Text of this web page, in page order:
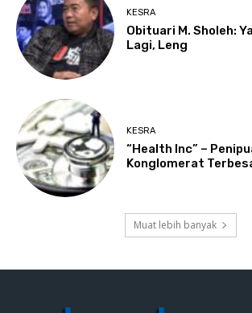
KESRA
Obituari M. Sholeh:
Lagi, Leng
KESRA
“Health Inc” –
Konglomerat
Muat lebih banyak